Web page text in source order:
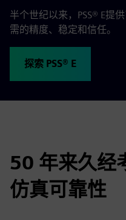
半个世纪以来，PSS® E提
需的精度、稳定和信任。
探索 PSS® E
50 年来久经
仿真可靠性